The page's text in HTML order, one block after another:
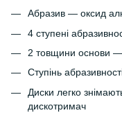
Абразив — оксид
4 ступені
2 товщини основи
Ступінь
Диски легко
дискотримач